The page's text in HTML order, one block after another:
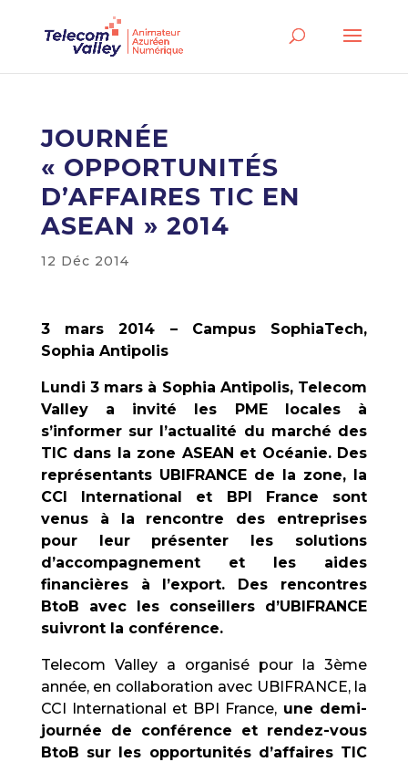
JOURNÉE
« OPPORTUNITÉS
D’AFFAIRES TIC EN
ASEAN » 2014
12 Déc 2014
3 mars 2014 – Campus SophiaTech,
Sophia Antipolis
Lundi 3 mars à Sophia Antipolis, Telecom
Valley a invité les PME locales à
s’informer sur l’actualité du marché des
TIC dans la zone ASEAN et Océanie. Des
représentants UBIFRANCE de la zone, la
CCI International et BPI France sont
venus à la rencontre des entreprises
pour leur présenter les solutions
d’accompagnement et les aides
financières à l’export. Des rencontres
BtoB avec les conseillers d’UBIFRANCE
suivront la conférence.
Telecom Valley a organisé pour la 3ème
année, en collaboration avec UBIFRANCE, la
CCI International et BPI France, une demi-
journée de conférence et rendez-vous
BtoB sur les opportunités d’affaires TIC